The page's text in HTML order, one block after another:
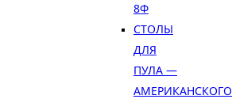
8Ф
СТОЛЫ
ДЛЯ
ПУЛА —
АМЕРИКАНСКОГО